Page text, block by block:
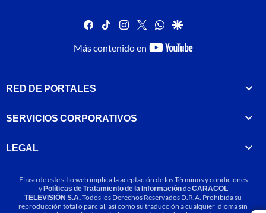
facebook
tiktok instagram
twitterwhatsapp
google
Más contenido en
youtube-
RED DE PORTALES
SERVICIOS CORPORATIVOS
LEGAL
El uso de este sitio web implica la aceptación de losTérminos y condiciones
yPolíticas de Tratamiento de la InformacióndeCARACOL
TELEVISIÓN S.A.Todos los Derechos Reservados D.R.A. Prohibida su
reproducción total o parcial, así como su traducción a cualquier idioma sin